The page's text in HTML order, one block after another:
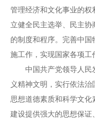
管理经济和文化事业的
立健全民主选举、民主
的制度和程序。完善中
施工作，实现国家各项工
中国共产党领导人民
义精神文明，实行依法
思想道德素质和科学文
建设提供强大的思想保